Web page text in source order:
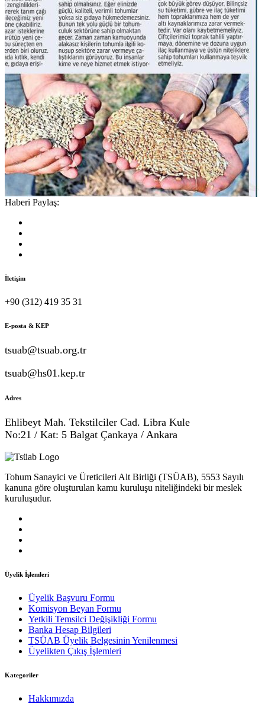
Haberi Paylaş:
İletişim
+90 (312) 419 35 31
E-posta & KEP
tsuab@tsuab.org.tr
tsuab@hs01.kep.tr
Adres
Ehlibeyt Mah. Tekstilciler Cad. Libra Kule
No:21 / Kat: 5 Balgat Çankaya / Ankara
Tohum Sanayici ve Üreticileri Alt Birliği (TSÜAB), 5553 Sayılı
kanuna göre oluşturulan kamu kuruluşu niteliğindeki bir meslek
kuruluşudur.
Üyelik İşlemleri
Üyelik Başvuru Formu
Komisyon Beyan Formu
Yetkili Temsilci Değişikliği Formu
Banka Hesap Bilgileri
TSÜAB Üyelik Belgesinin Yenilenmesi
Üyelikten Çıkış İşlemleri
Kategoriler
Hakkımızda